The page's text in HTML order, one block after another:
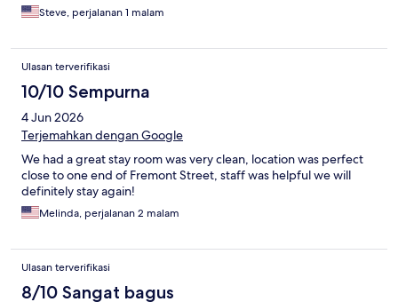
Steve, perjalanan 1 malam
Ulasan terverifikasi
10/10 Sempurna
4 Jun 2026
Terjemahkan dengan Google
We had a great stay room was very clean, location was perfect
close to one end of Fremont Street, staff was helpful we will
definitely stay again!
Melinda, perjalanan 2 malam
Ulasan terverifikasi
8/10 Sangat bagus